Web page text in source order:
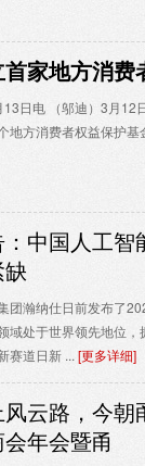
家地方消费
13日电 （邬迪）3月
地方消费者权益保护基
中国人工智
缺
团瀚纳仕日前发布了
域处于世界领先地位
赛道日新 ... [更多详细]
风云路，今
年会暨甬